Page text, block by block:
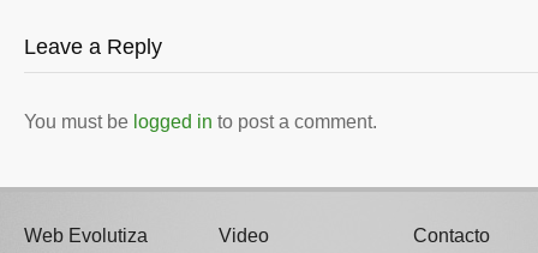
Leave a Reply
You must be logged in to post a comment.
Web Evolutiza Video Contacto